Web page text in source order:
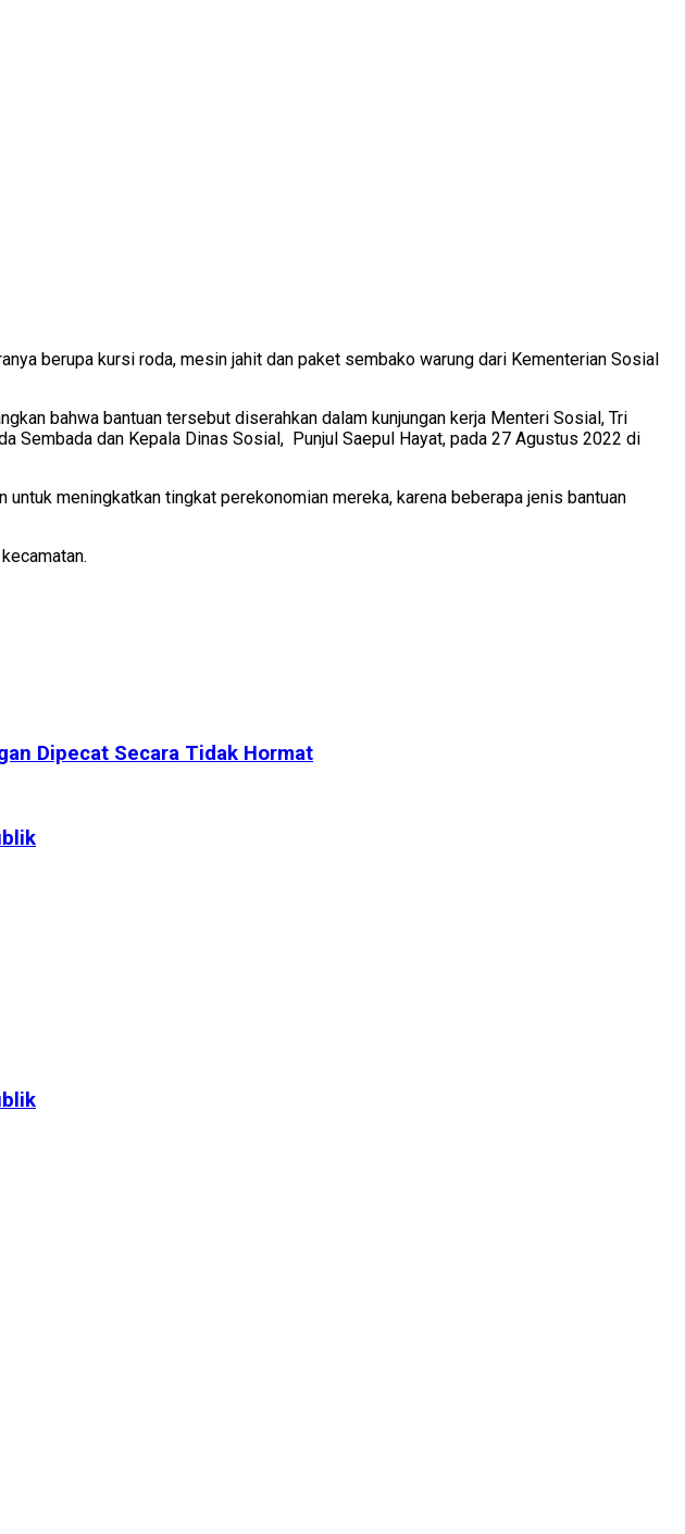
berupa kursi roda, mesin jahit dan paket sembako warung dari Kementerian Sosial
bahwa bantuan tersebut diserahkan dalam kunjungan kerja Menteri Sosial, Tri
Sembada dan Kepala Dinas Sosial, Punjul Saepul Hayat, pada 27 Agustus 2022 di
meningkatkan tingkat perekonomian mereka, karena beberapa jenis bantuan
Dipecat Secara Tidak Hormat